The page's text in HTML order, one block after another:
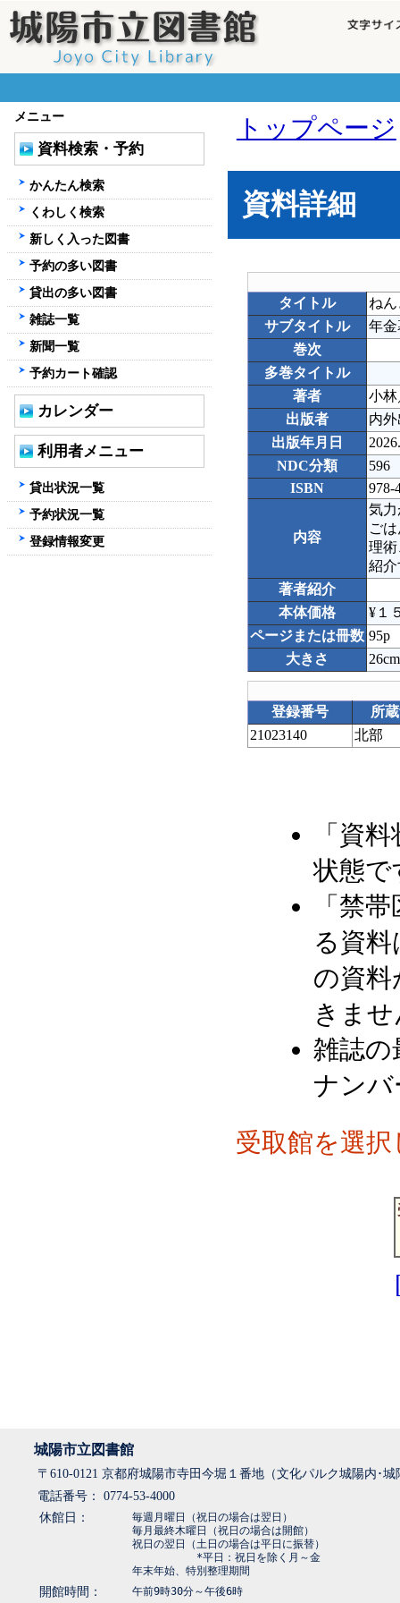
トップページ
資料詳細
タイトル
ね
サブタイトル
年
巻次
多巻タイトル
著者
小
出版者
内
出版年月日
NDC分類
596
ISBN
978-
内容
気
ご
理
紹
著者紹介
本体価格
¥１
ページまたは冊数 95p
大きさ
26cm
登録番号
所
21023140
北部
「資
状態で
「禁
る資
の資料
きま
雑誌の
ナン
受取館を選
メニュー
資料検索・予約
かんたん検索
くわしく検索
新しく入った図書
予約の多い図書
貸出の多い図書
雑誌一覧
新聞一覧
予約カート確認
カレンダー
利用者メニュー
貸出状況一覧
予約状況一覧
登録情報変更
城陽市立図書館
〒610-0121 京都府城陽市寺田今堀１番地（文化パルク城陽内･
電話番号： 0774-53-4000
休館日：
毎週月曜日（祝日の場合は翌日）
毎月最終木曜日（祝日の場合は開館）
祝日の翌日（土日の場合は平日に振替）
*平日：祝日を除く月～金
年末年始、特別整理期間
開館時間： 午前9時30分～午後6時